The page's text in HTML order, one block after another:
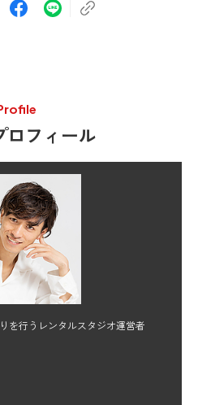
ロフィール
を行うレンタルスタジオ運営者